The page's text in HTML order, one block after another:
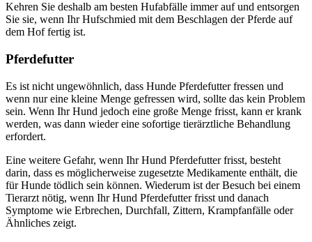
Kehren Sie deshalb am besten Hufabfälle immer auf und entsorgen
Sie sie, wenn Ihr Hufschmied mit dem Beschlagen der Pferde auf
dem Hof fertig ist.
Pferdefutter
Es ist nicht ungewöhnlich, dass Hunde Pferdefutter fressen und
wenn nur eine kleine Menge gefressen wird, sollte das kein Problem
sein. Wenn Ihr Hund jedoch eine große Menge frisst, kann er krank
werden, was dann wieder eine sofortige tierärztliche Behandlung
erfordert.
Eine weitere Gefahr, wenn Ihr Hund Pferdefutter frisst, besteht
darin, dass es möglicherweise zugesetzte Medikamente enthält, die
für Hunde tödlich sein können. Wiederum ist der Besuch bei einem
Tierarzt nötig, wenn Ihr Hund Pferdefutter frisst und danach
Symptome wie Erbrechen, Durchfall, Zittern, Krampfanfälle oder
Ähnliches zeigt.